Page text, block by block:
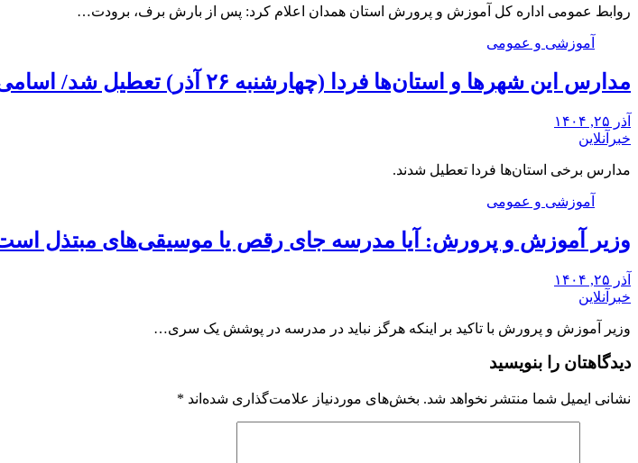
روابط عمومی اداره کل آموزش و پرورش استان همدان اعلام کرد: پس از بارش برف، برودت…
آموزشی و عمومی
مدارس این شهرها و استان‌ها فردا (چهارشنبه ۲۶ آذر) تعطیل شد/ اسامی تکمیل می‌شود
آذر ۲۵, ۱۴۰۴
خبرآنلاین
مدارس برخی استان‌ها فردا تعطیل شدند.
آموزشی و عمومی
وزیر آموزش و پرورش: آیا مدرسه جای رقص یا موسیقی‌های مبتذل
آذر ۲۵, ۱۴۰۴
خبرآنلاین
وزیر آموزش و پرورش با تاکید بر اینکه هرگز نباید در مدرسه در پوشش یک سری…
دیدگاهتان را بنویسید
نشانی ایمیل شما منتشر نخواهد شد. بخش‌های موردنیاز علامت‌گذاری شده‌اند *